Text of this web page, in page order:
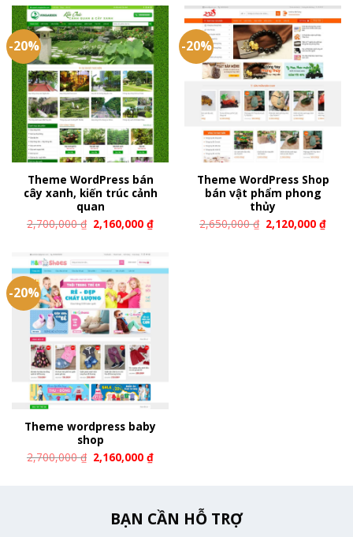
-20%
Theme WordPress bán
cây xanh, kiến trúc cảnh
quan
2,700,000₫ 2,160,000₫
-20%
Theme WordPress Shop
bán vật phẩm phong
thủy
2,650,000₫ 2,120,000₫
-20%
Theme wordpress baby
shop
2,700,000₫ 2,160,000₫
BẠN CẦN HỖ TRỢ